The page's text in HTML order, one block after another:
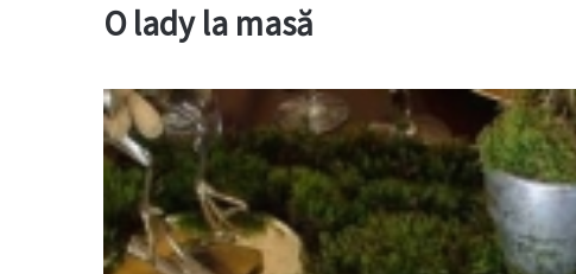
O lady la masă